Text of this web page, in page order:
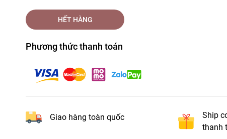
HẾT HÀNG
Phương thức thanh toán
Giao hàng toàn quốc
Ship
thanh